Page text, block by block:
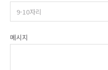
메시지